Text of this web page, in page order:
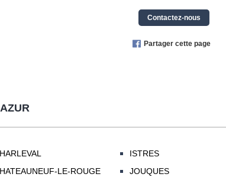
Contactez-nous
Partager cette page
LE-ROUGE
ISTRES
JOUQUES